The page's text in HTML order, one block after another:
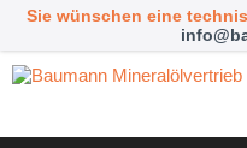
Sie wünschen eine